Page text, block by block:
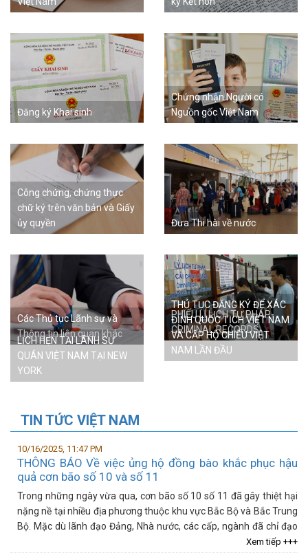
Đăng ký Khai sinh
Chứng nhận Người có
Nguồn gốc Việt Nam
Công chứng, chứng thực
chữ ký trên văn bản và Giấy
ủy quyền
Đưa Thi hài về nước
Các Thủ tục Lãnh sự và
Thông tin liên quan khác
PHIẾU LÍ LỊCH TƯ PHÁP-
CRIMINAL RECORDS
THỦ TỤC ĐĂNG KÝ ĐỂ XÁC
ĐỊNH QUỐC TỊCH VIỆT NAM
VÀ CẤP HỘ CHIẾU VIỆT
NAM LẦN ĐẦU
LỊCH HẸN TẠI LÃNH SỰ
QUÁN VIỆT NAM TẠI NEW
YORK
TIN TỨC VIỆT NAM
10/16/2025, 11:47 PM
THÔNG BÁO Về việc ủng hộ đồng bào khắc phục hậu
quả cơn bão số 10 và số 11
Trong những ngày vừa qua, cơn bão số 10 số 11 đã gây thiệt hại
nặng nề tại nhiều địa phương thuộc khu vực Bắc Bộ và Bắc Trung
Bộ. Mặc dù lãnh đạo Đảng, Nhà nước, các cấp, ngành đã chỉ đạo
Xem tiếp +++